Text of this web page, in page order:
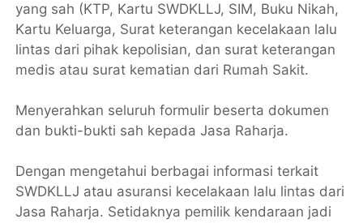
yang sah (KTP, Kartu SWDKLLJ, SIM, Buku Nikah,
Kartu Keluarga, Surat keterangan kecelakaan lalu
lintas dari pihak kepolisian, dan surat keterangan
medis atau surat kematian dari Rumah Sakit.
Menyerahkan seluruh formulir beserta dokumen
dan bukti-bukti sah kepada Jasa Raharja.
Dengan mengetahui berbagai informasi terkait
SWDKLLJ atau asuransi kecelakaan lalu lintas dari
Jasa Raharja. Setidaknya pemilik kendaraan jadi